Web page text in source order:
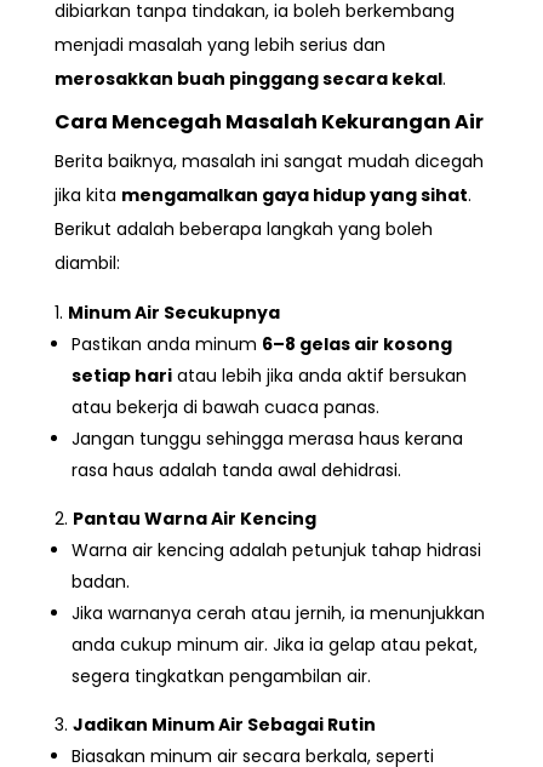
dibiarkan tanpa tindakan, ia boleh berkembang
menjadi masalah yang lebih serius dan
merosakkan buah pinggang secara kekal.
Cara Mencegah Masalah Kekurangan Air
Berita baiknya, masalah ini sangat mudah dicegah
jika kita mengamalkan gaya hidup yang sihat.
Berikut adalah beberapa langkah yang boleh
diambil:
Minum Air Secukupnya
Pastikan anda minum 6–8 gelas air kosong
setiap hariatau lebih jika anda aktif bersukan
atau bekerja di bawah cuaca panas.
Jangan tunggu sehingga merasa haus kerana
rasa haus adalah tanda awal dehidrasi.
Pantau Warna Air Kencing
Warna air kencing adalah petunjuk tahap hidrasi
badan.
Jika warnanya cerah atau jernih, ia menunjukkan
anda cukup minum air. Jika ia gelap atau pekat,
segera tingkatkan pengambilan air.
Jadikan Minum Air Sebagai Rutin
Biasakan minum air secara berkala, seperti